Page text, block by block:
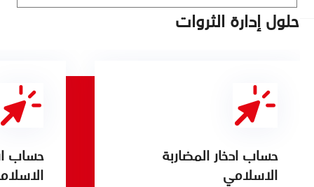
حلول إدارة الثروات
حساب ادخار المضاربة
الاسلامي
حساب
الاسلامي